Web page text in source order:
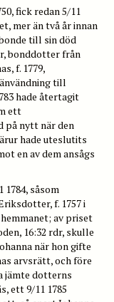
fick redan 5/11
mer än två år innan
till sin död
bonddotter från
f. 1779,
till
hade återtagit
ett
på nytt när den
hade uteslutits
en av dem ansågs
1784, såsom
f. 1757 i
av priset
16:32 rdr, skulle
när hon gifte
arvsrätt, och före
jämte dotterns
ett 9/11 1785